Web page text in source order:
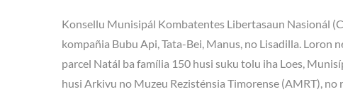
Konsellu Munisipál Kombatentes Libertasaun Nasionál
kompañia Bubu Api, Tata-Bei, Manus, no Lisadilla. Loron
parcel Natál ba família 150 husi suku tolu iha Loes,
husi Arkivu no Muzeu Rezisténsia Timorense (AMRT), no